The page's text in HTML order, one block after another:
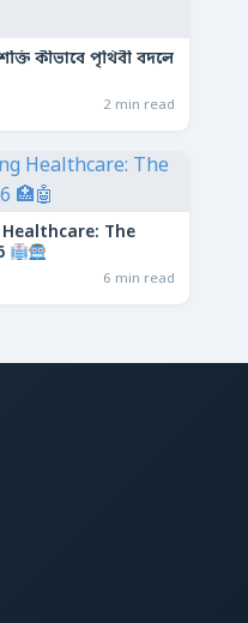
কীভাবে পৃথিবী বদলে
2 min read
The
6 min read